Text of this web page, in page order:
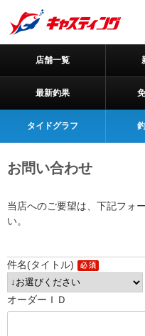
店舗一覧
最新釣果
タイドグラフ
お問い合わせ
当店へのご要望は、下記フォ
い。
件名(タイトル)
オーダーＩＤ